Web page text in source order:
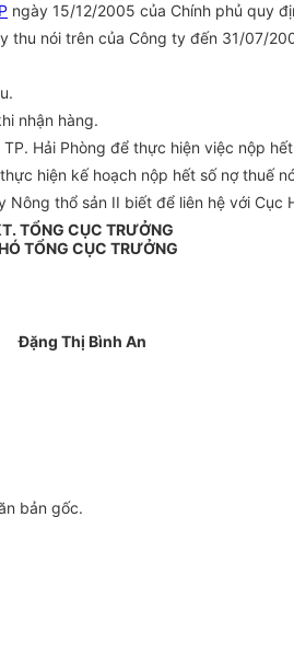
ngày 15/12/2005 của Chính phủ quy
thu nói trên của Công ty đến 31/07/
nhận hàng.
Hải Phòng để thực hiện việc nộp
hiện kế hoạch nộp hết số nợ
thổ sản II biết để liên hệ với
TỔNG CỤC TRƯỞNG
TỔNG CỤC TRƯỞNG
Đặng Thị Bình An
bản gốc.